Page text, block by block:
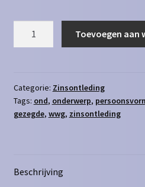
ond
aantal
Toevoegen aan
Categorie: Zinsontleding
Tags: ond, onderwerp,
gezegde, wwg, zinsontleding
Beschrijving